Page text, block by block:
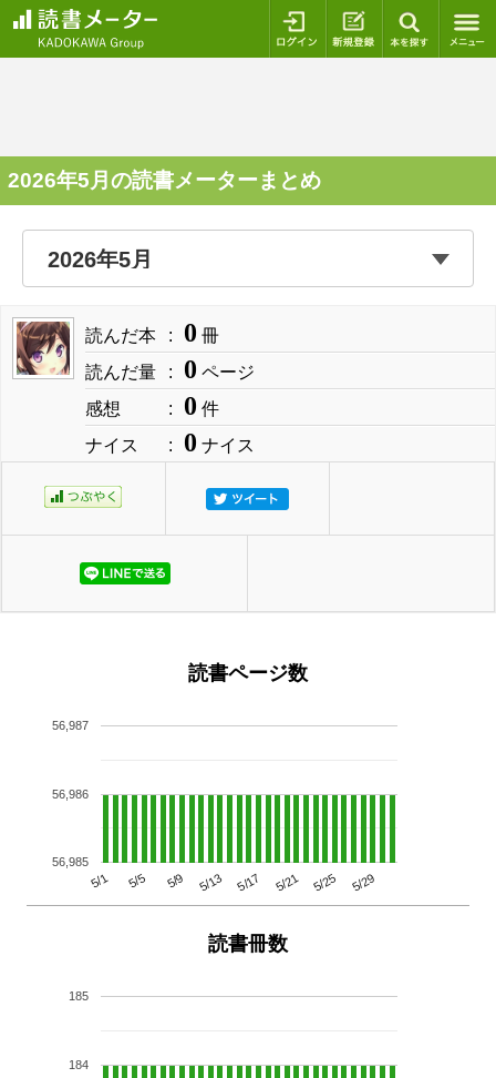
ログイン 新規登録
2026年5月の読書メーターまとめ
読んだ本 0 冊
読んだ量
0 ページ
感想
0 件
ナイス
0 ナイス
読書ページ数
5/1 5/5 5/9 5/13 5/17 5/21 5/25 5/29
56,985
56,986
56,987
読書冊数
184
185